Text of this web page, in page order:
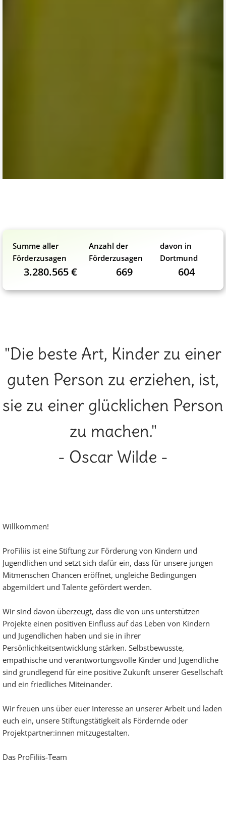
Summe aller
Förderzusagen
3.280.565 €
Anzahl der
Förderzusagen
669
davon in
Dortmund
604
"Die beste Art, Kinder zu einer
guten Person zu erziehen, ist,
sie zu einer glücklichen Person
zu machen."
- Oscar Wilde -
Willkommen!
ProFiliis ist eine Stiftung zur Förderung von Kindern und
Jugendlichen und setzt sich dafür ein, dass für unsere jungen
Mitmenschen Chancen eröffnet, ungleiche Bedingungen
abgemildert und Talente gefördert werden.
Wir sind davon überzeugt, dass die von uns unterstützen
Projekte einen positiven Einfluss auf das Leben von Kindern
und Jugendlichen haben und sie in ihrer
Persönlichkeitsentwicklung stärken. Selbstbewusste,
empathische und verantwortungsvolle Kinder und Jugendliche
sind grundlegend für eine positive Zukunft unserer Gesellschaft
und ein friedliches Miteinander.
Wir freuen uns über euer Interesse an unserer Arbeit und laden
euch ein, unsere Stiftungstätigkeit als Fördernde oder
Projektpartner:innen mitzugestalten.
Das ProFiliis-Team